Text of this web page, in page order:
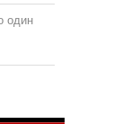
один